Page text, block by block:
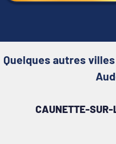
Quelques autres
CAUNETTE-SUR-